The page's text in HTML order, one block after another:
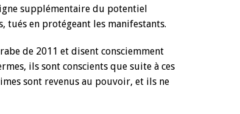
supplémentaire du potentiel
en protégeant les manifestants.
de 2011 et disent consciemment
ils sont conscients que suite à ces
sont revenus au pouvoir, et ils ne